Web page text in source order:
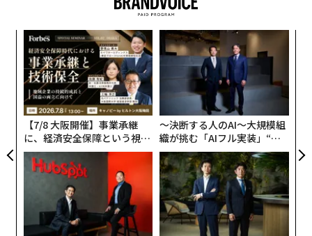
【7/8 大阪開催】事業承継
に、経済安全保障という視点
が加わるとき──経営者が問
われる新たな判断軸
〜決断する人のAI〜大規模組
織が挑む「AIフル実装」“使
う”企業から“動く”企業へ【N
TTドコモビジネス×PwC】